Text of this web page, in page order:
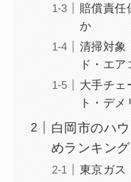
賠償責任
か
清掃対象
ド・エ
大手チェ
ト・デメ
白岡市のハ
めランキン
東京ガス